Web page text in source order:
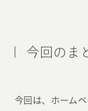
今回のま
今回は、ホーム